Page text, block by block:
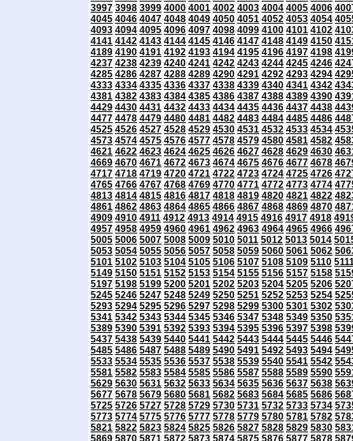
3997 3998 3999 4000 4001 4002 4003 4004 4005 4006
4045 4046 4047 4048 4049 4050 4051 4052 4053 4054
4093 4094 4095 4096 4097 4098 4099 4100 4101 4102
4141 4142 4143 4144 4145 4146 4147 4148 4149 4150
4189 4190 4191 4192 4193 4194 4195 4196 4197 4198
4237 4238 4239 4240 4241 4242 4243 4244 4245 4246
4285 4286 4287 4288 4289 4290 4291 4292 4293 4294
4333 4334 4335 4336 4337 4338 4339 4340 4341 4342
4381 4382 4383 4384 4385 4386 4387 4388 4389 4390
4429 4430 4431 4432 4433 4434 4435 4436 4437 4438
4477 4478 4479 4480 4481 4482 4483 4484 4485 4486
4525 4526 4527 4528 4529 4530 4531 4532 4533 4534
4573 4574 4575 4576 4577 4578 4579 4580 4581 4582
4621 4622 4623 4624 4625 4626 4627 4628 4629 4630
4669 4670 4671 4672 4673 4674 4675 4676 4677 4678
4717 4718 4719 4720 4721 4722 4723 4724 4725 4726
4765 4766 4767 4768 4769 4770 4771 4772 4773 4774
4813 4814 4815 4816 4817 4818 4819 4820 4821 4822
4861 4862 4863 4864 4865 4866 4867 4868 4869 4870
4909 4910 4911 4912 4913 4914 4915 4916 4917 4918
4957 4958 4959 4960 4961 4962 4963 4964 4965 4966
5005 5006 5007 5008 5009 5010 5011 5012 5013 5014
5053 5054 5055 5056 5057 5058 5059 5060 5061 5062
5101 5102 5103 5104 5105 5106 5107 5108 5109 5110
5149 5150 5151 5152 5153 5154 5155 5156 5157 5158
5197 5198 5199 5200 5201 5202 5203 5204 5205 5206
5245 5246 5247 5248 5249 5250 5251 5252 5253 5254
5293 5294 5295 5296 5297 5298 5299 5300 5301 5302
5341 5342 5343 5344 5345 5346 5347 5348 5349 5350
5389 5390 5391 5392 5393 5394 5395 5396 5397 5398
5437 5438 5439 5440 5441 5442 5443 5444 5445 5446
5485 5486 5487 5488 5489 5490 5491 5492 5493 5494
5533 5534 5535 5536 5537 5538 5539 5540 5541 5542
5581 5582 5583 5584 5585 5586 5587 5588 5589 5590
5629 5630 5631 5632 5633 5634 5635 5636 5637 5638
5677 5678 5679 5680 5681 5682 5683 5684 5685 5686
5725 5726 5727 5728 5729 5730 5731 5732 5733 5734
5773 5774 5775 5776 5777 5778 5779 5780 5781 5782
5821 5822 5823 5824 5825 5826 5827 5828 5829 5830
5869 5870 5871 5872 5873 5874 5875 5876 5877 5878